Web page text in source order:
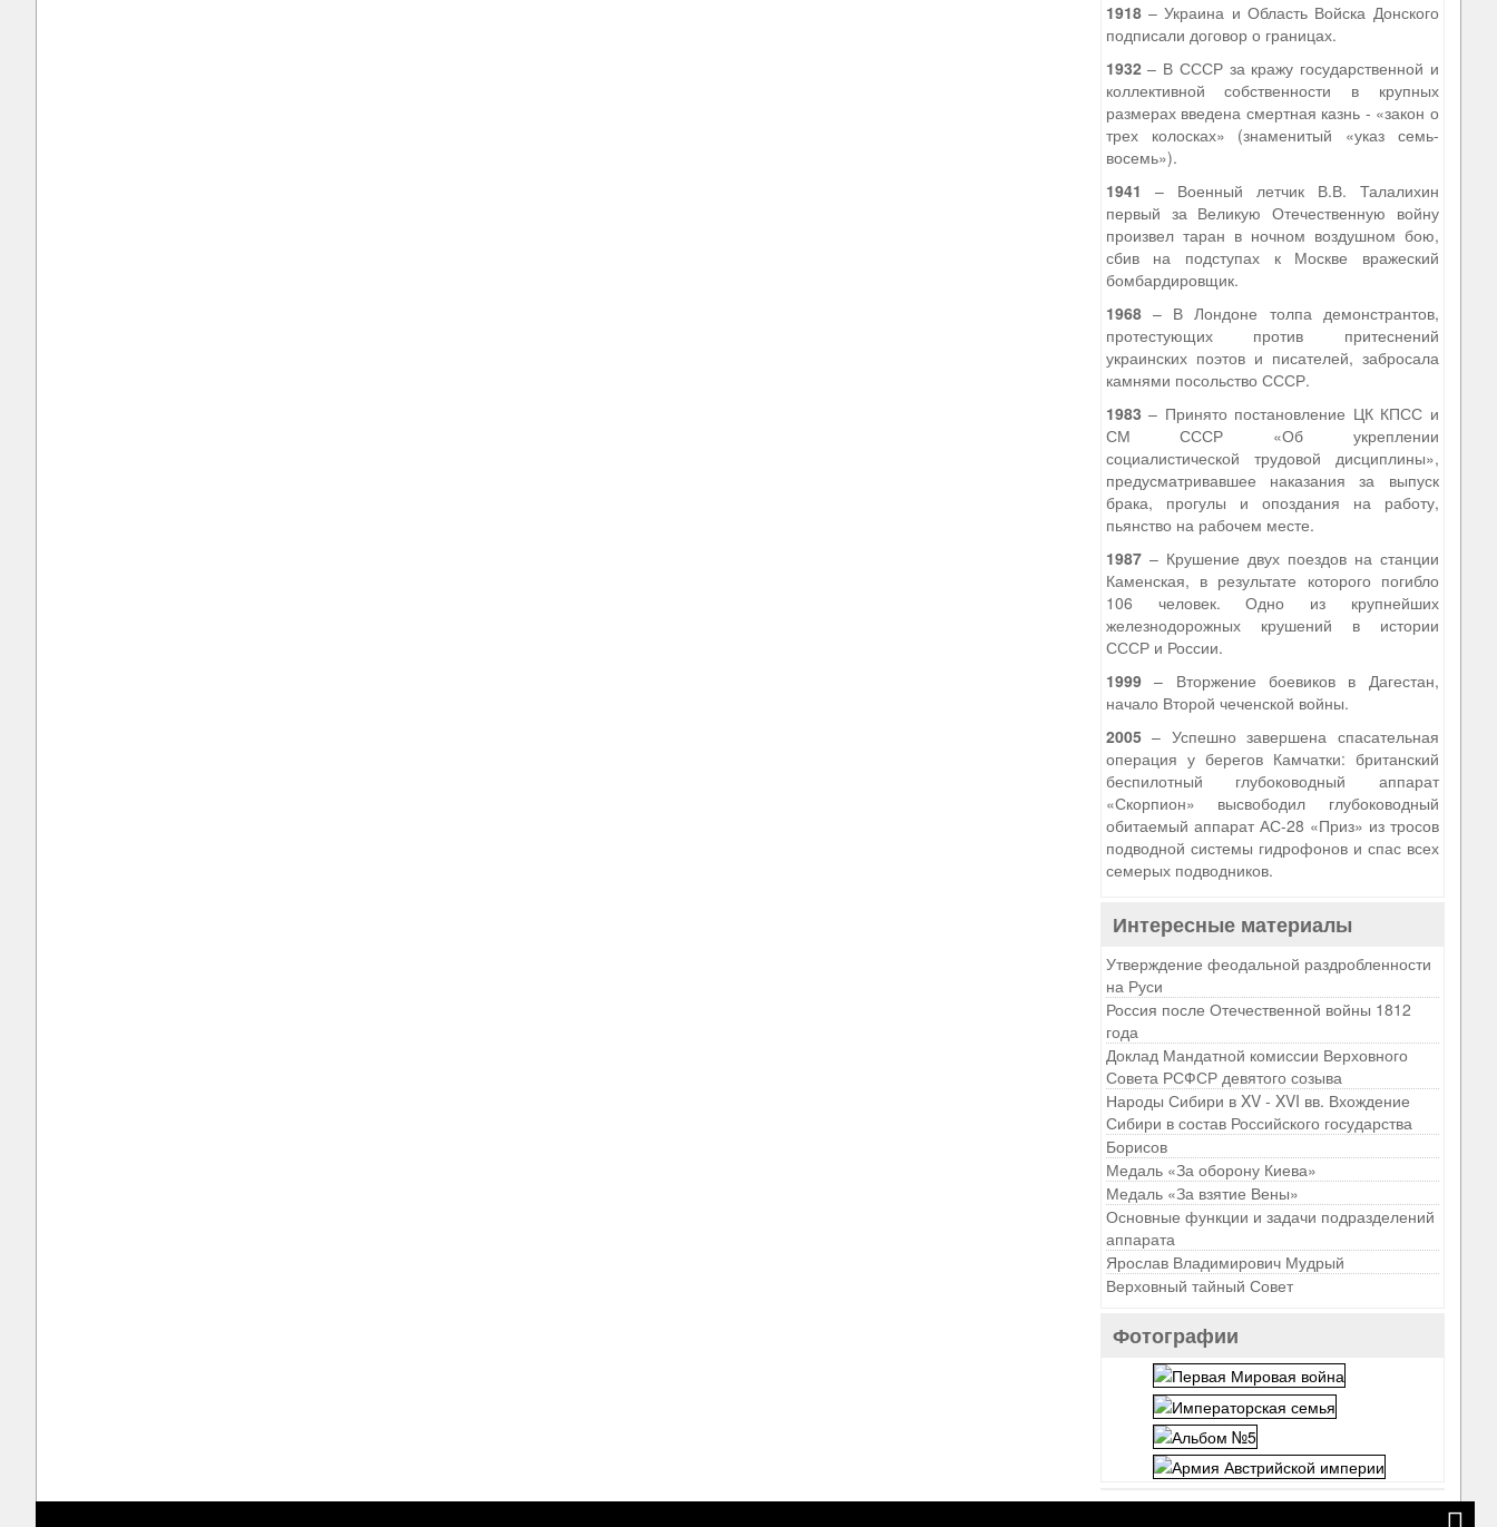
1918– Украина и Область Войска Донского
подписали договор о границах.
1932– В СССР за кражу государственной и
коллективной собственности в крупных
размерах введена смертная казнь - «закон о
трех колосках» (знаменитый «указ семь-
восемь»).
1941 – Военный летчик В.В. Талалихин
первый за Великую Отечественную войну
произвел таран в ночном воздушном бою,
сбив на подступах к Москве вражеский
бомбардировщик.
1968– В Лондоне толпа демонстрантов,
протестующих против притеснений
украинских поэтов и писателей, забросала
камнями посольство СССР.
1983 – Принято постановление ЦК КПСС и
СМ СССР «Об укреплении
социалистической трудовой дисциплины»,
предусматривавшее наказания за выпуск
брака, прогулы и опоздания на работу,
пьянство на рабочем месте.
1987– Крушение двух поездов на станции
Каменская, в результате которого погибло
106 человек. Одно из крупнейших
железнодорожных крушений в истории
СССР и России.
1999– Вторжение боевиков в Дагестан,
начало Второй чеченской войны.
2005– Успешно завершена спасательная
операция у берегов Камчатки: британский
беспилотный глубоководный аппарат
«Скорпион» высвободил глубоководный
обитаемый аппарат АС-28 «Приз» из тросов
подводной системы гидрофонов и спас всех
семерых подводников.
Интересные материалы
Утверждение феодальной раздробленности
на Руси
Россия после Отечественной войны 1812
года
Доклад Мандатной комиссии Верховного
Совета РСФСР девятого созыва
Народы Сибири в XV - XVI вв. Вхождение
Сибири в состав Российского государства
Борисов
Медаль «За оборону Киева»
Медаль «За взятие Вены»
Основные функции и задачи подразделений
аппарата
Ярослав Владимирович Мудрый
Верховный тайный Совет
Фотографии